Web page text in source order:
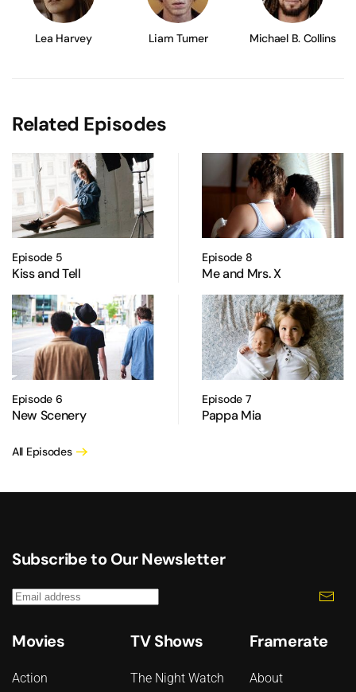
Lea Harvey Liam Turner Michael B. Collins
Related Episodes
Episode 5
Kiss and Tell
Episode 8
Me and Mrs. X
Episode 6
New Scenery
Episode 7
Pappa Mia
All Episodes
Subscribe to Our Newsletter
Movies
Action
TV Shows
The Night Watch
Framerate
About